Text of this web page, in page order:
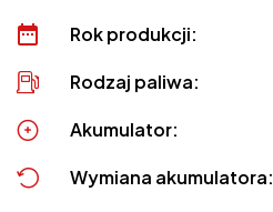
Rok produkcji:
Rodzaj paliwa:
Akumulator:
Wymiana akumulatora: